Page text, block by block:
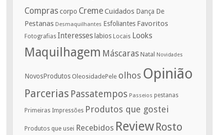
Comprascorpo CremeCuidados Dança De
Pestanas Desmaquilhantes Esfoliantes Favoritos
Fotografias Interesses labios Locais Looks
Maquilhagem Máscaras Natal Novidades
NovosProdutos OleosidadePele olhos Opinião
Parcerias Passatempos Passeios pestanas
Primeiras Impressões Produtos que gostei
Produtos que usei Recebidos Review Rosto